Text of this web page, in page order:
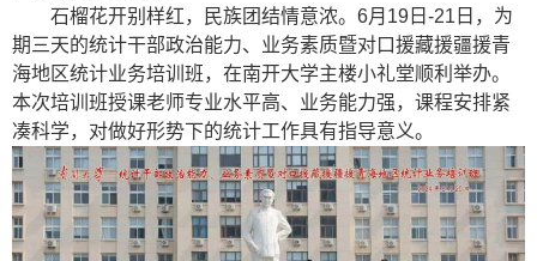
石榴花开别样红，民族团结情意浓。6月19日-21日，为
期三天的统计干部政治能力、业务素质暨对口援藏援疆援青
海地区统计业务培训班，在南开大学主楼小礼堂顺利举办。
本次培训班授课老师专业水平高、业务能力强，课程安排紧
凑科学，对做好形势下的统计工作具有指导意义。